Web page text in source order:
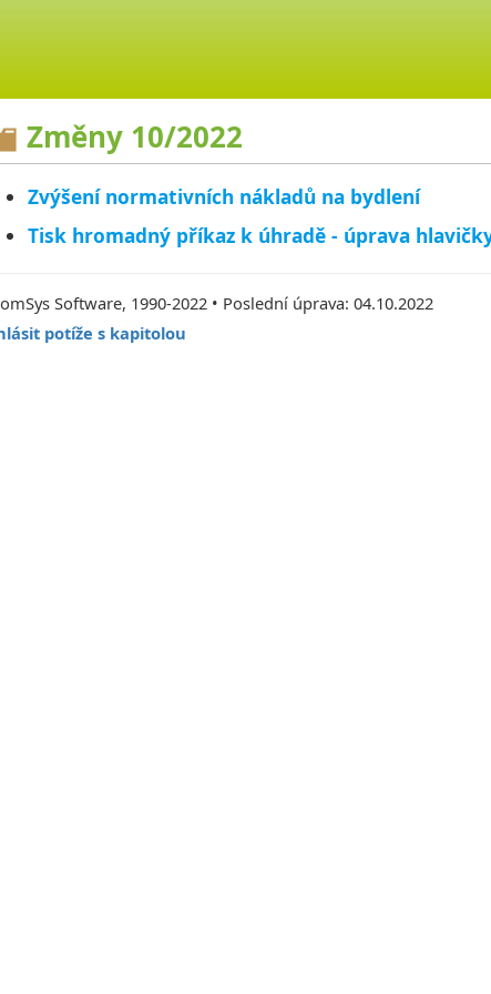
Změny 10/2022
Zvýšení normativních nákladů na bydlení
Tisk hromadný příkaz k úhradě - úprava
Software, 1990-2022 • Poslední úprava: 04.10.2022
potíže s kapitolou